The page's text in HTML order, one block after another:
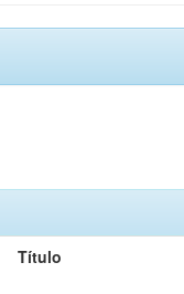
Título